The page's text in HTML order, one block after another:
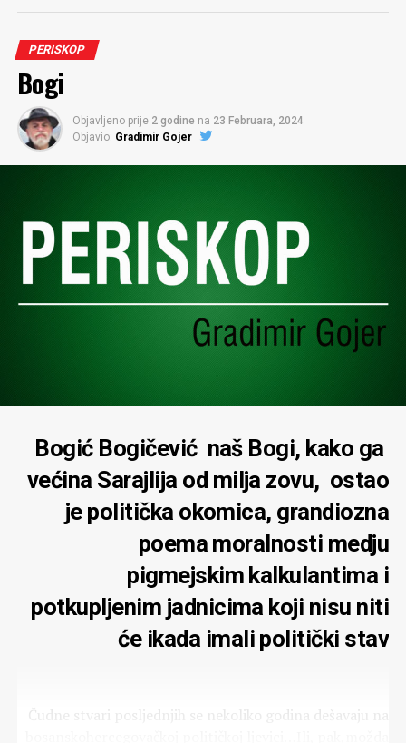
PERISKOP
Bogi
Objavljeno prije 2 godine na 23 Februara, 2024
Objavio: Gradimir Gojer
Bogić Bogičević naš Bogi, kako ga
većina Sarajlija od milja zovu, ostao
je politička okomica, grandiozna
poema moralnosti medju
pigmejskim kalkulantima i
potkupljenim jadnicima koji nisu niti
će ikada imali politički stav
Čudne stvari posljednjih se nekoliko godina dešavaju na